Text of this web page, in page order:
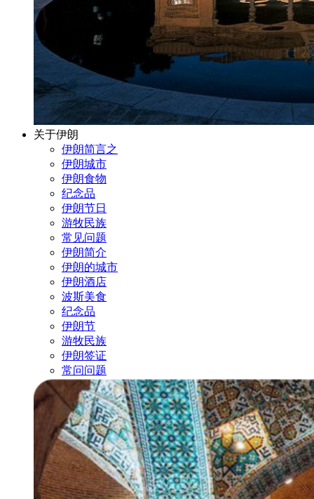
关于伊朗
伊朗简言之
伊朗城市
伊朗食物
纪念品
伊朗节日
游牧民族
常见问题
伊朗简介
伊朗的城市
伊朗酒店
波斯美食
纪念品
伊朗节
游牧民族
伊朗签证
常问问题